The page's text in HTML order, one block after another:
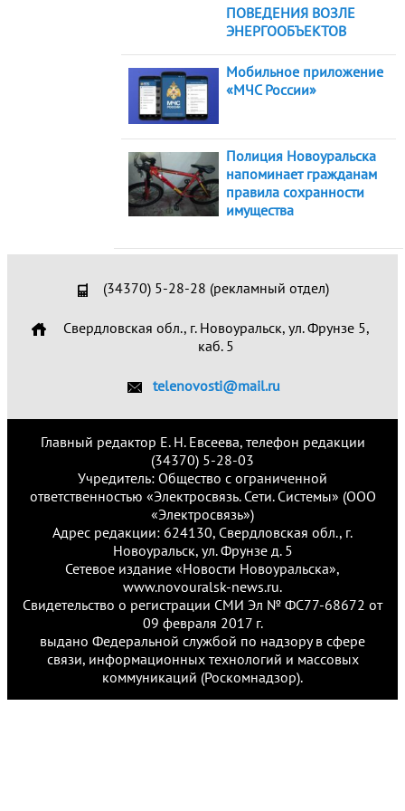
ПОВЕДЕНИЯ ВОЗЛЕ
ЭНЕРГООБЪЕКТОВ
Мобильное приложение
«МЧС России»
Полиция Новоуральска
напоминает гражданам
правила сохранности
имущества
(34370) 5-28-28 (рекламный отдел)
Свердловская обл., г. Новоуральск, ул. Фрунзе 5,
каб. 5
telenovosti@mail.ru
Главный редактор Е. Н. Евсеева, телефон редакции
(34370) 5-28-03
Учредитель: Общество с ограниченной
ответственностью «Электросвязь. Сети. Системы» (ООО
«Электросвязь»)
Адрес редакции: 624130, Свердловская обл., г.
Новоуральск, ул. Фрунзе д. 5
Сетевое издание «Новости Новоуральска»,
www.novouralsk-news.ru.
Свидетельство о регистрации СМИ Эл № ФС77-68672 от
09 февраля 2017 г.
выдано Федеральной службой по надзору в сфере
связи, информационных технологий и массовых
коммуникаций (Роскомнадзор).